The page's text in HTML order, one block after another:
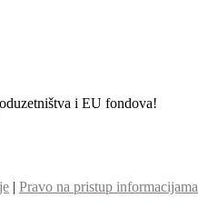
i EU fondova!
| Pravo na pristup informacijama